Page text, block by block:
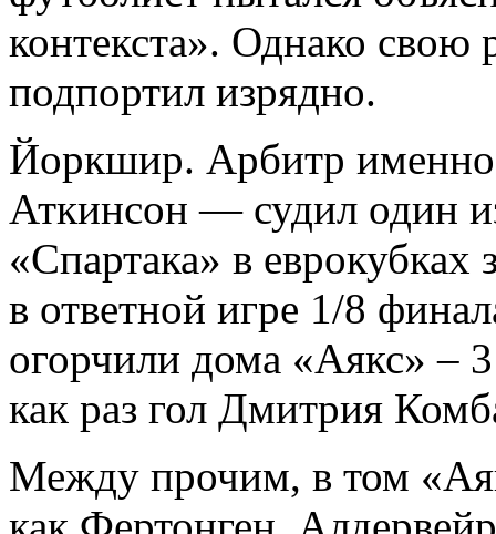
контекста». Однако
подпортил изрядно.
Йоркшир. Арбитр
Аткинсон — судил один
«Спартака» в
в ответной игре 1/8
огорчили дома «Аякс» –
как раз гол Дмитрия
Между прочим, в том